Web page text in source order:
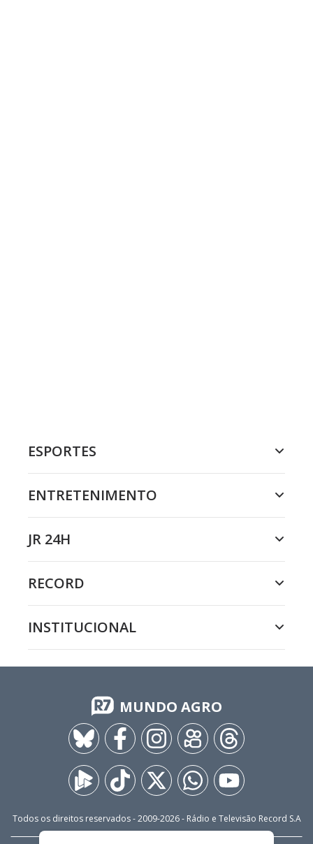
ESPORTES
ENTRETENIMENTO
JR 24H
RECORD
INSTITUCIONAL
MUNDO AGRO
Todos os direitos reservados - 2009-2026- Rádio e Televisão Record S.A